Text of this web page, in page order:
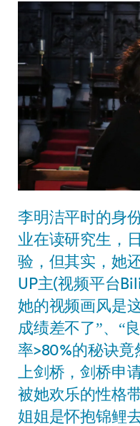
李明洁平时的身
业在读研究生，
验，但其实，她
UP主(视频平台
她的视频画风是
成绩差不了”、“
率>80%的秘诀竟
上剑桥，剑桥
被她欢乐的性格
姐姐是怀抱锦鲤